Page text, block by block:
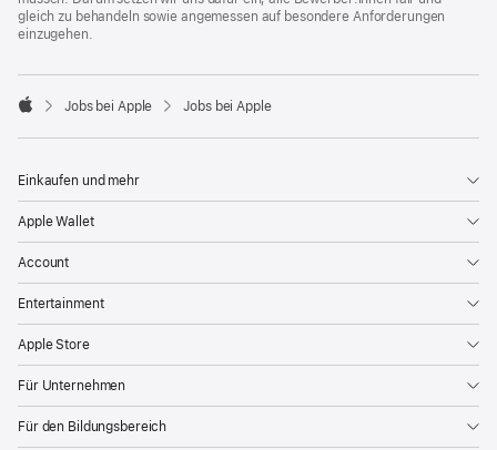
gleich zu behandeln sowie angemessen auf besondere Anforderungen
einzugehen.

Jobs bei Apple Jobs bei Apple
Einkaufen und mehr
Apple Wallet
Account
Entertainment
Apple Store
Für Unternehmen
Für den Bildungsbereich